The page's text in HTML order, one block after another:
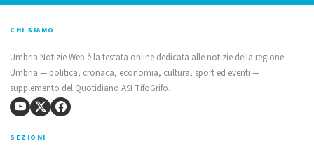
CHI SIAMO
Umbria Notizie Web è la testata online dedicata alle notizie della regione
Umbria — politica, cronaca, economia, cultura, sport ed eventi —
supplemento del Quotidiano ASI TifoGrifo.
SEZIONI